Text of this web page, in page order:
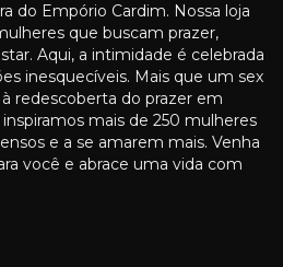
do Empório Cardim. Nossa loja
que buscam prazer,
Aqui, a intimidade é celebrada
inesquecíveis. Mais que um sex
redescoberta do prazer em
mais de 250 mulheres
e a se amarem mais. Venha
você e abrace uma vida com